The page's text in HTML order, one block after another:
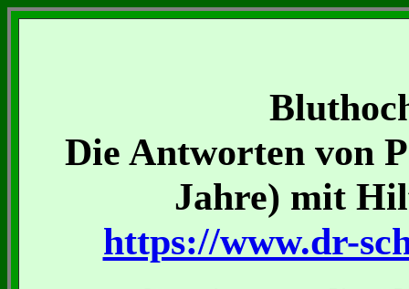
Die Antworten von
Jahre) mit
https://www.dr-